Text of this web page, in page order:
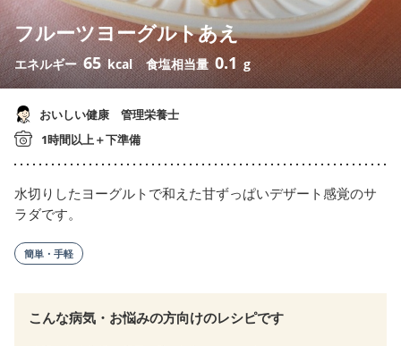
フルーツヨーグルトあえ
エネルギー65 kcal 食塩相当量0.1 g
おいしい健康 管理栄養士
1時間以上＋下準備
水切りしたヨーグルトで和えた甘ずっぱいデザート感覚のサ
ラダです。
簡単・手軽
こんな病気・お悩みの方向けのレシピです